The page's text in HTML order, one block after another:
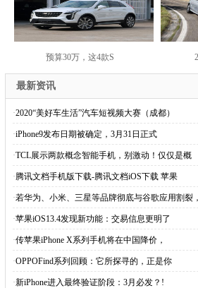
预算30万，这4款S
最新资讯
·2020“美好车生活”汽车短视频大赛（成都）
·iPhone9发布日期被确定，3月31日正式
·TCL展示两款概念智能手机，别激动！仅仅是概
·腾讯文档手机版下载-腾讯文档iOS下载 苹果
·若华为、小米、三星等品牌彻底与谷歌应用割裂，
·苹果iOS13.4发现新功能：交易信息更明了
·传苹果iPhone X系列手机将在中国降价，
·OPPOFind系列回顾：它所探寻的，正是你
·新iPhone进入最终验证阶段：3月必发？!